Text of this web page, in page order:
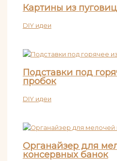
Картины из пуговиц
DIY идеи
Подставки под
пробок
DIY идеи
Органайзер для
консервных банок